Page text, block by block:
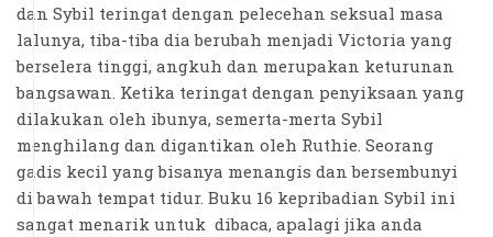
dan Sybil teringat dengan pelecehan seksual masa
lalunya, tiba-tiba dia berubah menjadi Victoria yang
berselera tinggi, angkuh dan merupakan keturunan
bangsawan. Ketika teringat dengan penyiksaan yang
dilakukan oleh ibunya, semerta-merta Sybil
menghilang dan digantikan oleh Ruthie. Seorang
gadis kecil yang bisanya menangis dan bersembunyi
di bawah tempat tidur. Buku 16 kepribadian Sybil ini
sangat menarik untuk dibaca, apalagi jika anda